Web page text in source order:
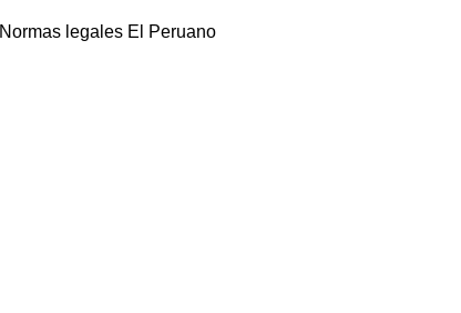
Normas legales El Peruano